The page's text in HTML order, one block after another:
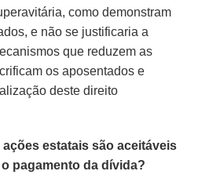
como demonstram
e não se justificaria a
que reduzem as
os aposentados e
deste direito
ações estatais são aceitáveis
pagamento da dívida?